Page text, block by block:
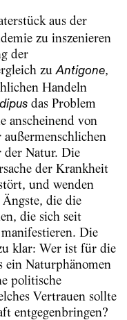
aus der
zu inszenieren
der
zu Antigone,
Handeln
das Problem
anscheinend von
Natur. Die
der Krankheit
und wenden
die die
die sich seit
Die
klar: Wer ist für die
ein Naturphänomen
politische
Vertrauen sollte
entgegenbringen?